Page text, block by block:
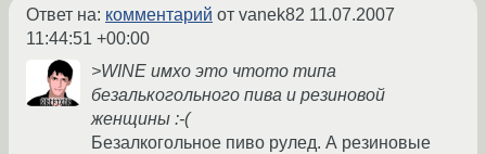
Ответ на: комментарий от vanek82 11.07.2007
11:44:51 +00:00
>WINE имхо это чтото типа
безалькогольного пива и резиновой
женщины :-(
Безалкогольное пиво рулед. А резиновые